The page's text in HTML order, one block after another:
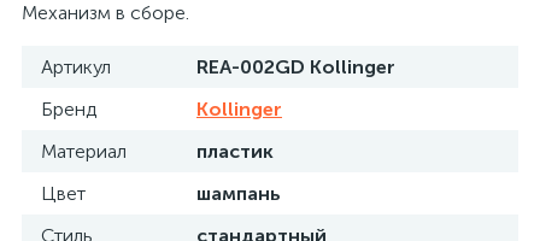
Механизм в сборе.
Артикул
REA-002GD Kollinger
Бренд
Kollinger
Материал
пластик
Цвет
шампань
Стиль
стандартный